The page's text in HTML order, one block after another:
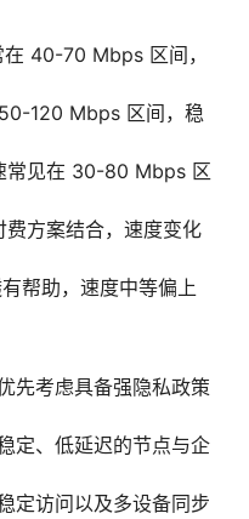
40-70 Mbps 区间，
120 Mbps 区间，稳
常见在 30-80 Mbps 区
方案结合，速度变化
帮助，速度中等偏上
先考虑具备强隐私政策
定、低延迟的节点与企
定访问以及多设备同步